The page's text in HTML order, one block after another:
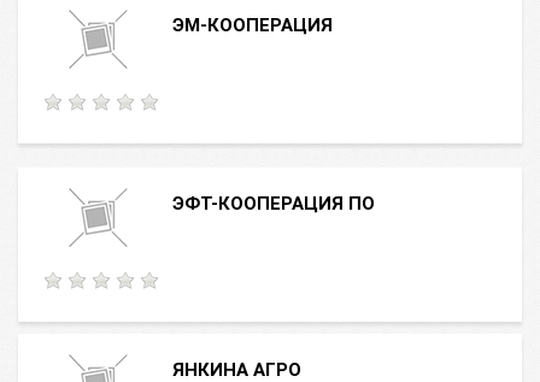
ЭМ-КООПЕРАЦИЯ
ЭФТ-КООПЕРАЦИЯ ПО
ЯНКИНА АГРО